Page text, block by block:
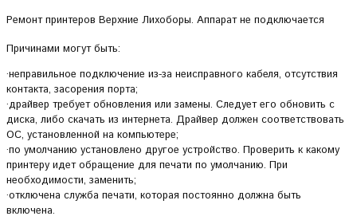
Ремонт принтеров Верхние Лихоборы. Аппарат не подключается
Причинами могут быть:
·неправильное подключение из-за неисправного кабеля, отсутствия
контакта, засорения порта;
·драйвер требует обновления или замены. Следует его обновить с
диска, либо скачать из интернета. Драйвер должен соответствовать
ОС, установленной на компьютере;
·по умолчанию установлено другое устройство. Проверить к какому
принтеру идет обращение для печати по умолчанию. При
необходимости, заменить;
·отключена служба печати, которая постоянно должна быть
включена.